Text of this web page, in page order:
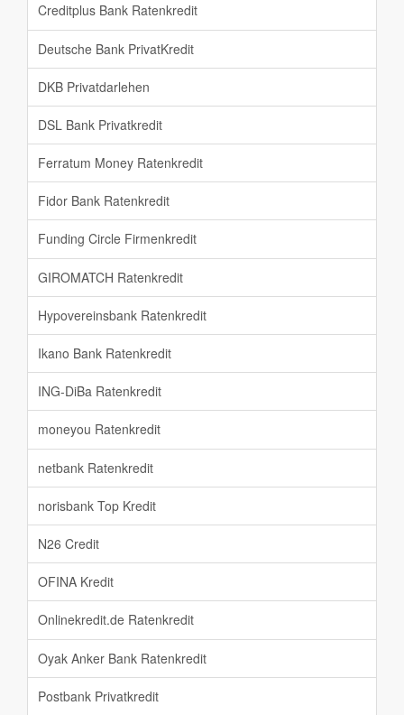
Creditplus Bank Ratenkredit
Deutsche Bank PrivatKredit
DKB Privatdarlehen
DSL Bank Privatkredit
Ferratum Money Ratenkredit
Fidor Bank Ratenkredit
Funding Circle Firmenkredit
GIROMATCH Ratenkredit
Hypovereinsbank Ratenkredit
Ikano Bank Ratenkredit
ING-DiBa Ratenkredit
moneyou Ratenkredit
netbank Ratenkredit
norisbank Top Kredit
N26 Credit
OFINA Kredit
Onlinekredit.de Ratenkredit
Oyak Anker Bank Ratenkredit
Postbank Privatkredit